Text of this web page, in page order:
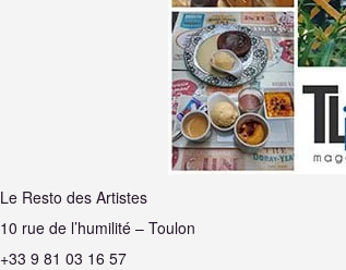
Le Resto des Artistes
10 rue de l’humilité – Toulon
+33 9 81 03 16 57